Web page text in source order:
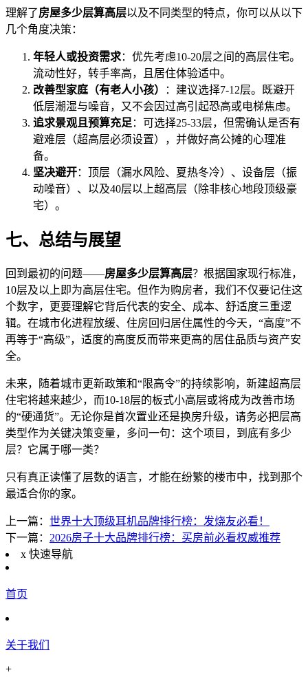
理解了房屋多少层算高层以及不同类型的特点，你可以从以下
几个角度决策：
年轻人或投资需求：优先考虑10-20层之间的高层住宅。
流动性好，转手率高，且居住体验适中。
改善型家庭（有老人小孩）
：建议选择7-12层。既避开
低层潮湿与噪音，又不会因过高引起恐高或电梯焦虑。
追求景观且预算充足 ：可选择25-33层，但需确认是否有
避难层（超高层必须设置），并做好高公摊的心理准
备。
坚决避开：顶层（漏水风险、夏热冬冷）、设备层（振
动噪音）、以及40层以上超高层（除非核心地段顶级豪
宅）。
七、总结与展望
回到最初的问题——房屋多少层算高层？根据国家现行标准，
10层及以上即为高层住宅。但作为购房者，我们不仅要记住这
个数字，更要理解它背后代表的安全、成本、舒适度三重逻
辑。在城市化进程放缓、住房回归居住属性的今天，“高度”不
再等于“高级”，适度的高度反而带来更高的居住品质与资产安
全。
未来，随着城市更新政策和“限高令”的持续影响，新建超高层
住宅将越来越少，而10-18层的板式小高层或将成为改善市场
的“硬通货”。无论你是首次置业还是换房升级，请务必把层高
类型作为关键决策变量，多问一句：这个项目，到底有多少
层？它属于哪一类？
只有真正读懂了层数的语言，才能在纷繁的楼市中，找到那个
最适合你的家。
上一篇： 世界十大顶级耳机品牌排行榜：发烧友必看！
下一篇： 2026房子十大品牌排行榜：买房前必看权威推荐
x 快速导航
首页
关于我们
+